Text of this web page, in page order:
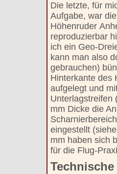
Die letzte, für
Aufgabe, war die
Höhenruder
reproduzierbar
ich ein Geo-
kann man also
gebrauchen)
Hinterkante des
aufgelegt und
Unterlagstreifen
mm Dicke die
eingestellt
mm haben sich
für die Flug-
Technische